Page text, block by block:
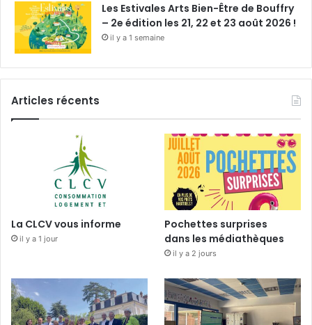
Les Estivales Arts Bien-Être de Bouffry
– 2e édition les 21, 22 et 23 août 2026 !
il y a 1 semaine
Articles récents
La CLCV vous informe
il y a 1 jour
Pochettes surprises
dans les médiathèques
il y a 2 jours